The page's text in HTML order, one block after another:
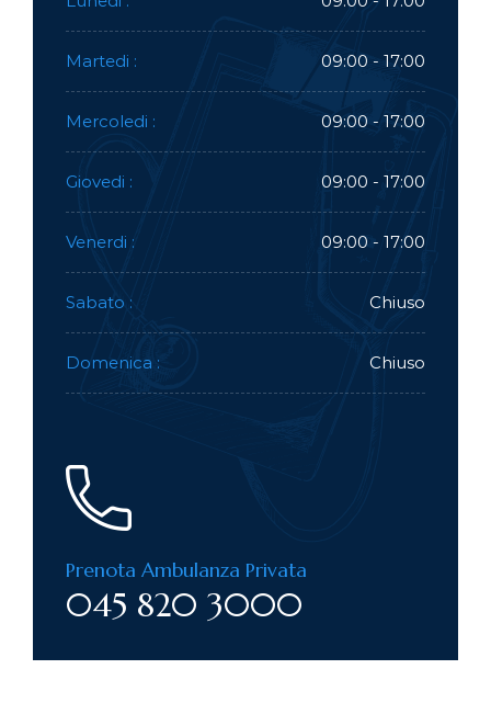
Martedi : 09:00 - 17:00
Mercoledi : 09:00 - 17:00
Giovedi : 09:00 - 17:00
Venerdi : 09:00 - 17:00
Sabato : Chiuso
Domenica : Chiuso
Prenota Ambulanza Privata
045 820 3000